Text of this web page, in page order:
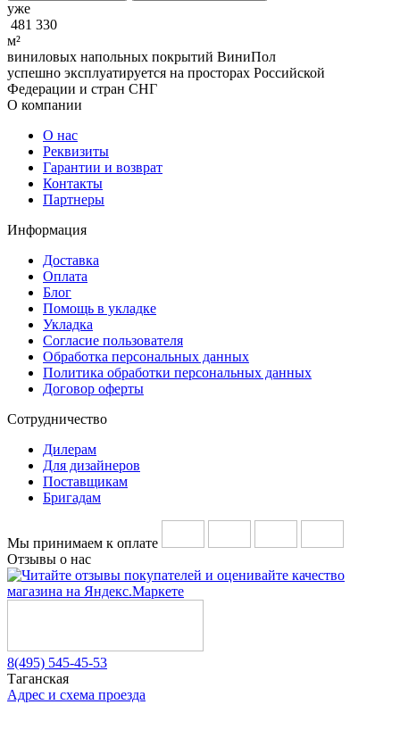
уже
481 330
м²
виниловых напольных покрытий ВиниПол
успешно эксплуатируется на просторах Российской
Федерации и стран СНГ
О компании
О нас
Реквизиты
Гарантии и возврат
Контакты
Партнеры
Информация
Доставка
Оплата
Блог
Помощь в укладке
Укладка
Согласие пользователя
Обработка персональных данных
Политика обработки персональных данных
Договор оферты
Сотрудничество
Дилерам
Для дизайнеров
Поставщикам
Бригадам
Мы принимаем к оплате
Отзывы о нас
8(495) 545-45-53
Таганская
Адрес и схема проезда